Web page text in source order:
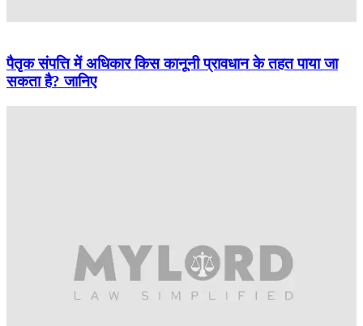
पैतृक संपत्ति में अधिकार किस कानूनी प्रावधान के तहत पाया जा
सकता है? जानिए